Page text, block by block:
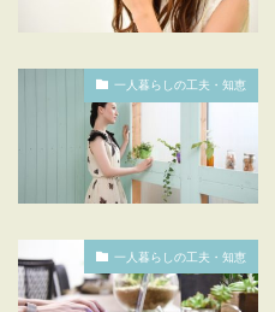
一人暮らしの工夫・知恵
一人暮らしの工夫・知恵